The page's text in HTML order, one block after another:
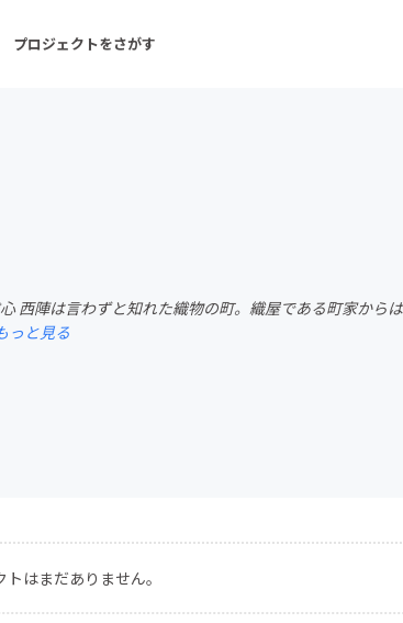
プロジェクトをさがす
フード・飲食店
ファ
西陣は言わずと知れた織物の町。織屋である町家から
っと見る
はまだありません。